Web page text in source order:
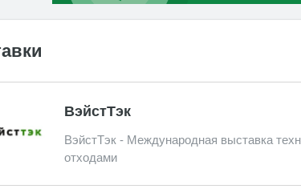
ВэйстТэк
ВэйстТэк - Международная выставка
отходами